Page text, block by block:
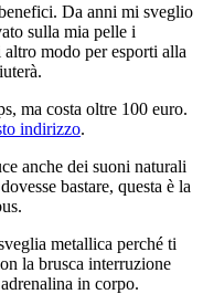
Da anni mi sveglio
sulla mia pelle i
modo per esporti alla
ma costa oltre 100 euro.
indirizzo.
anche dei suoni naturali
bastare, questa è la
metallica perché ti
la brusca interruzione
in corpo.